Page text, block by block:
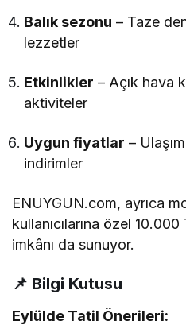
Balık sezonu – Taze
lezzetler
Etkinlikler – Açık hava
aktiviteler
Uygun fiyatlar –
indirimler
ENUYGUN.com, ayrıca
kullanıcılarına özel
imkânı da sunuyor.
📌 Bilgi Kutusu
Eylülde Tatil Önerileri: